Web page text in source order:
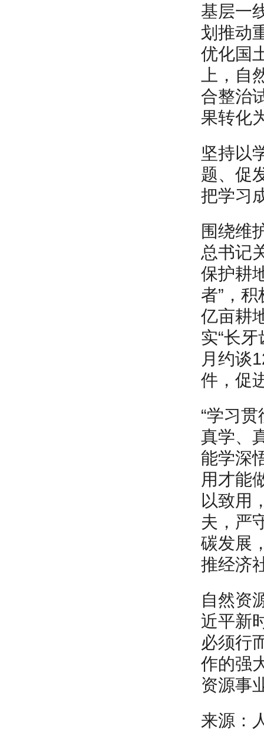
基层一
划推动
优化国
上，
合整治
果转化
坚持以
题、促
把学习
围绕维
总书记
保护耕
者”，
亿亩耕
实“长
月约谈
件，促
“学习
真学、
能学深
用才能
以致用
夫，严
碳发展
推经济
自然资
近平新
必须行
作的强
资源事
来源：